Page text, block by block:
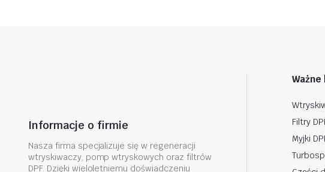
Informacje o firmie
Nasza firma specjalizuje się w regeneracji
wtryskiwaczy, pomp wtryskowych oraz filtrów
DPF. Dzięki wieloletniemu doświadczeniu
Ważne
Filtry
Myjki